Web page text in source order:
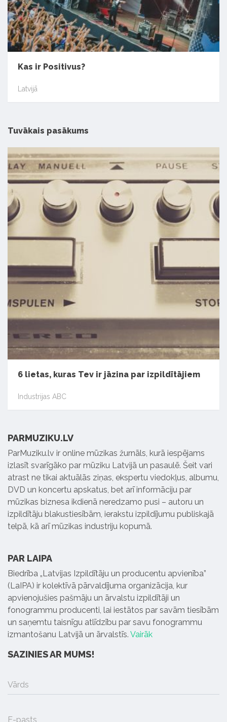
Kas ir Positivus?
Latvijā
Tuvākais pasākums
6 lietas, kuras Tev ir jāzina par izpildītājiem
Industrijas ABC
PARMUZIKU.LV
ParMuziku.lv ir online mūzikas žurnāls, kurā iespējams
izlasīt svarīgāko par mūziku Latvijā un pasaulē. Šeit vari
atrast ne tikai aktuālās ziņas, ekspertu viedokļus, albumu,
DVD un koncertu apskatus, bet arī informāciju par
mūzikas biznesa ikdienā neredzamo pusi – autoru un
izpildītāju blakustiesībām, ierakstu izpildījumu publiskajā
telpā, kā arī mūzikas industriju kopumā.
PAR LAIPA
Biedrība „Latvijas Izpildītāju un producentu apvienība”
(LaIPA) ir kolektīvā pārvaldījuma organizācija, kur
apvienojušies pašmāju un ārvalstu izpildītāji un
fonogrammu producenti, lai iestātos par savām tiesībām
un saņemtu taisnīgu atlīdzību par savu fonogrammu
izmantošanu Latvijā un ārvalstīs. Vairāk
SAZINIES AR MUMS!
Vārds
E-pasts